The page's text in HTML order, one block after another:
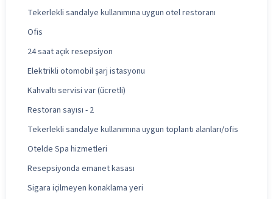
Tekerlekli sandalye kullanımına uygun otel restoranı
Ofis
24 saat açık resepsiyon
Elektrikli otomobil şarj istasyonu
Kahvaltı servisi var (ücretli)
Restoran sayısı - 2
Tekerlekli sandalye kullanımına uygun toplantı alanları/ofis
Otelde Spa hizmetleri
Resepsiyonda emanet kasası
Sigara içilmeyen konaklama yeri